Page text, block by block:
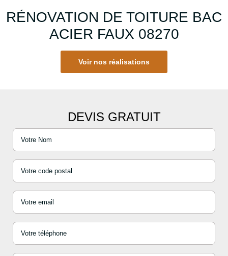
RÉNOVATION DE TOITURE BAC
ACIER FAUX 08270
Voir nos réalisations
DEVIS GRATUIT